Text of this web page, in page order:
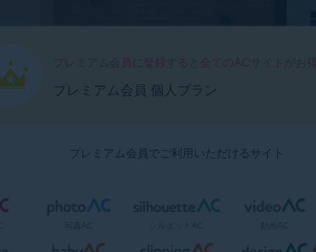
プレミアム会員に登録すると全てのACサイトがお
プレミアム会員 個人プラン
プレミアム会員でご利用いただけるサイト